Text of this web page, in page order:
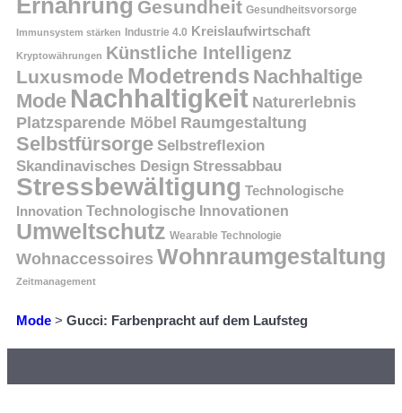
Ernährung Gesundheit Gesundheitsvorsorge
Immunsystem stärken Industrie 4.0 Kreislaufwirtschaft
Kryptowährungen Künstliche Intelligenz
Luxusmode Modetrends Nachhaltige
Mode Nachhaltigkeit Naturerlebnis
Platzsparende Möbel Raumgestaltung
Selbstfürsorge Selbstreflexion
Skandinavisches Design Stressabbau
Stressbewältigung Technologische
Innovation Technologische Innovationen
Umweltschutz Wearable Technologie
Wohnaccessoires Wohnraumgestaltung
Zeitmanagement
Mode > Gucci: Farbenpracht auf dem Laufsteg